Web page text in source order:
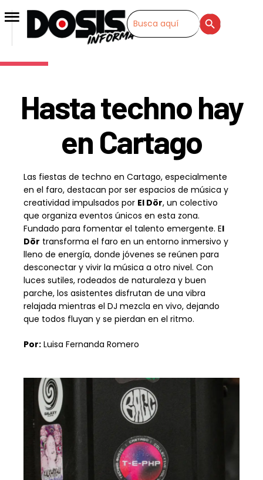
Search
for:
SEARCH BUTTON
Hasta techno hay
en Cartago
Las fiestas de techno en Cartago, especialmente
en el faro, destacan por ser espacios de música y
creatividad impulsados por El Dör, un colectivo
que organiza eventos únicos en esta zona.
Fundado para fomentar el talento emergente. El
Dör transforma el faro en un entorno inmersivo y
lleno de energía, donde jóvenes se reúnen para
desconectar y vivir la música a otro nivel. Con
luces sutiles, rodeados de naturaleza y buen
parche, los asistentes disfrutan de una vibra
relajada mientras el DJ mezcla en vivo, dejando
que todos fluyan y se pierdan en el ritmo.
Por: Luisa Fernanda Romero